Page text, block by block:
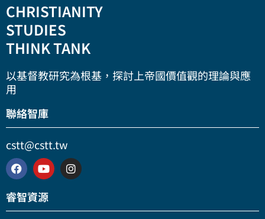
CHRISTIANITY
STUDIES
THINK TANK
以基督教研究為根基，探討上帝國價值觀的理論與應
用
聯絡智庫
cstt@cstt.tw
睿智資源